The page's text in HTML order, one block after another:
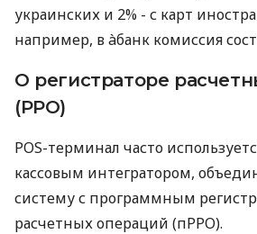
украинских и 2% - с карт
например, в àбанк комиссия
О регистраторе
(РРО)
POS-терминал часто
кассовым интегратором,
систему с программным
расчетных операций (пРРО).